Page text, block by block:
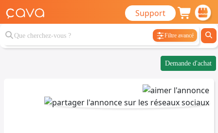
Support
Filtre avancé
Demande d'achat